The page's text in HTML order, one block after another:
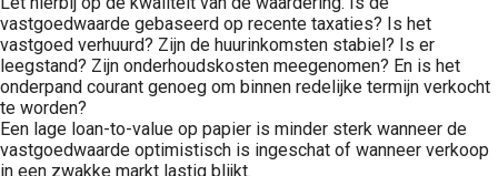
vastgoedwaarde gebaseerd op recente taxaties? Is het
vastgoed verhuurd? Zijn de huurinkomsten stabiel? Is er
leegstand? Zijn onderhoudskosten meegenomen? En is het
onderpand courant genoeg om binnen redelijke termijn verkocht
te worden?
Een lage loan-to-value op papier is minder sterk wanneer de
vastgoedwaarde optimistisch is ingeschat of wanneer verkoop
in een zwakke markt lastig blijkt.